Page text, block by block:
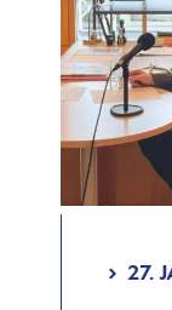
27.